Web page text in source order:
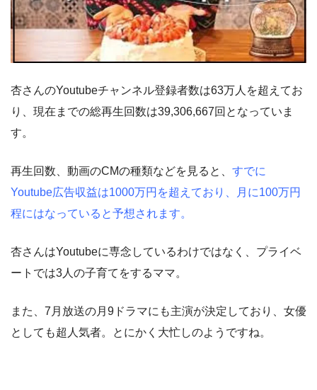
杏さんのYoutubeチャンネル登録者数は63万人を超えてお
り、現在までの総再生回数は39,306,667回となっていま
す。
再生回数、動画のCMの種類などを見ると、 すでに
Youtube広告収益は1000万円を超えており、月に100万円
程にはなっていると予想されます。
杏さんはYoutubeに専念しているわけではなく、プライベ
ートでは3人の子育てをするママ。
また、7月放送の月9ドラマにも主演が決定しており、女優
としても超人気者。とにかく大忙しのようですね。